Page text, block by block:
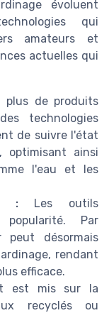
évoluent
qui
amateurs et
actuelles qui
plus de produits
technologies
de suivre l'état
optimisant ainsi
l'eau et les
:Les outils
Par
peut désormais
rendant
efficace.
est mis sur la
recyclés ou